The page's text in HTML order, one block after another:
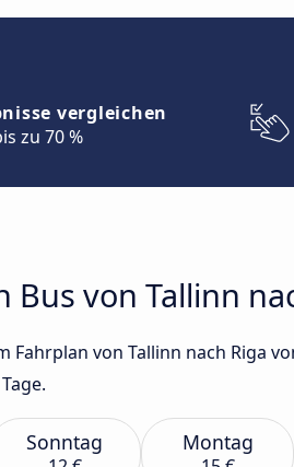
vergleichen
zu 70 %
von Tallinn
von Tallinn nach Riga
Sonntag Montag